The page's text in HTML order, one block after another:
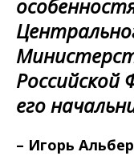
Российской
его
– Игорь